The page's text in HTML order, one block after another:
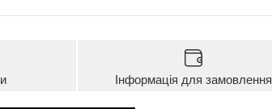
Інформація для замовлення